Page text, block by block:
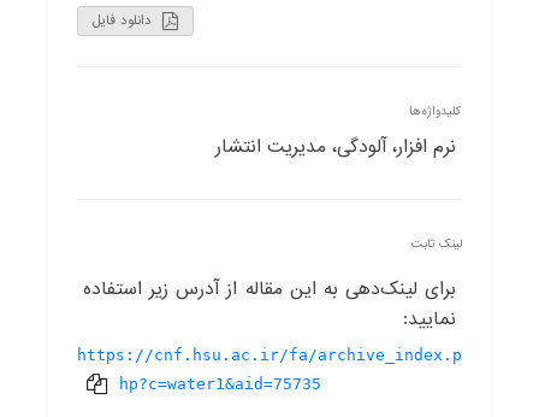
دانلود فایل
کلیدواژه‌ها
نرم افزار، آلودگی، مدیریت انتشار
لینک ثابت
برای لینک‌دهی به این مقاله از آدرس زیر استفاده
نمایید:
https://cnf.hsu.ac.ir/fa/archive_index.p
hp?c=water1&aid=75735